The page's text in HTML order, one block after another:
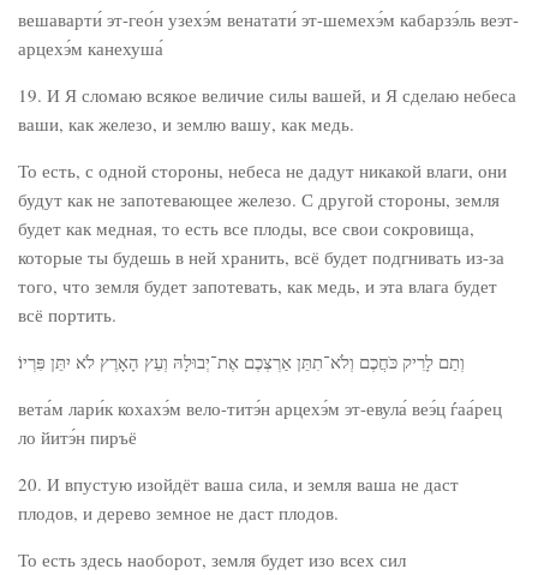
вешаварти́ эт-гео́н узехэ́м венатати́ эт-шемехэ́м кабарзэ́ль веэт-
арцехэ́м канехуша́
19. И Я сломаю всякое величие силы вашей, и Я сделаю небеса
ваши, как железо, и землю вашу, как медь.
То есть, с одной стороны, небеса не дадут никакой влаги, они
будут как не запотевающее железо. С другой стороны, земля
будет как медная, то есть все плоды, все свои сокровища,
которые ты будешь в ней хранить, всё будет подгнивать из-за
того, что земля будет запотевать, как медь, и эта влага будет
всё портить.
וְתַם לָרִיק כֹּחֲכֶם וְלֹא־תִתֵּן אַרְצְכֶם אֶת־יְבוּלָהּ וְעֵץ הָאָרֶץ לֹא יִתֵּן פִּרְיוֹ׃
вета́м лари́к кохахэ́м вело-титэ́н арцехэ́м эт-евула́ веэ́ц ѓаа́рец
ло йитэ́н пиръё
20. И впустую изойдёт ваша сила, и земля ваша не даст
плодов, и дерево земное не даст плодов.
То есть здесь наоборот, земля будет изо всех сил